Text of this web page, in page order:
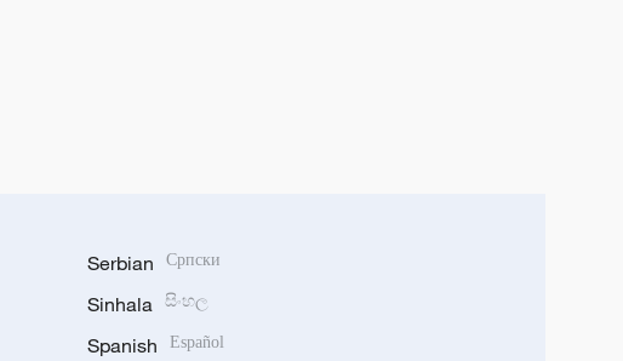
Serbian Српски
Sinhala සිංහල
Spanish Español